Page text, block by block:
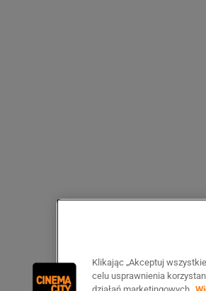
Klikając „Akceptuj
celu usprawnienia